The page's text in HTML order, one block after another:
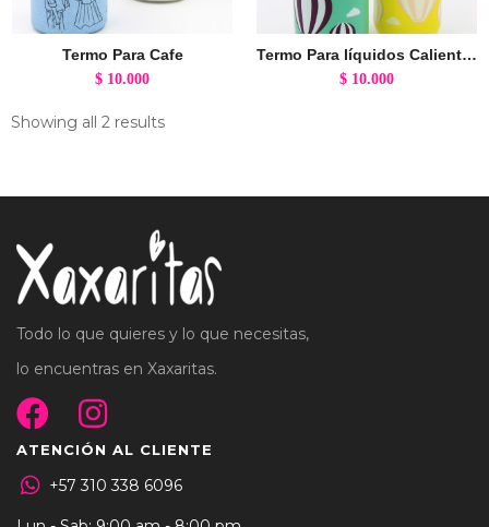
Termo Para Cafe
$ 10.000
Termo Para líquidos Calientes
$ 10.000
Showing all 2 results
Todo lo que quieres y lo que necesitas,
lo encuentras en Xaxaritas.
ATENCIÓN AL CLIENTE
+57 310 338 6096